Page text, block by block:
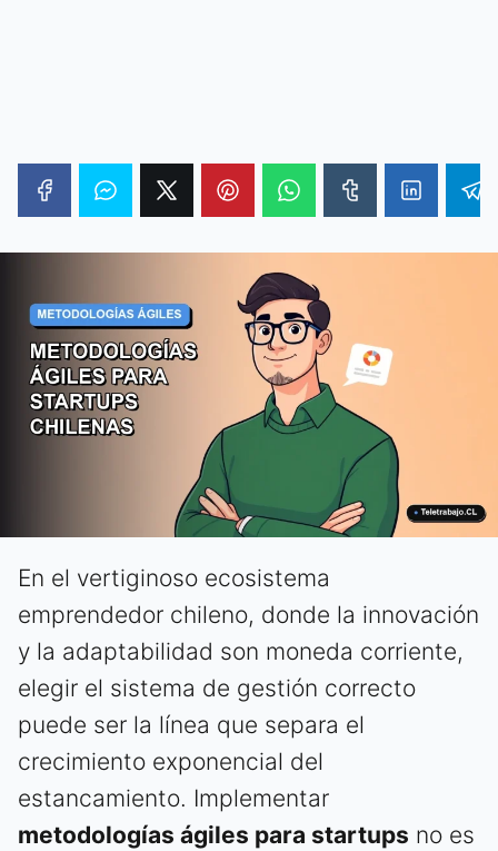
En el vertiginoso ecosistema
emprendedor chileno, donde la innovación
y la adaptabilidad son moneda corriente,
elegir el sistema de gestión correcto
puede ser la línea que separa el
crecimiento exponencial del
estancamiento. Implementar
metodologías ágiles para startups no es